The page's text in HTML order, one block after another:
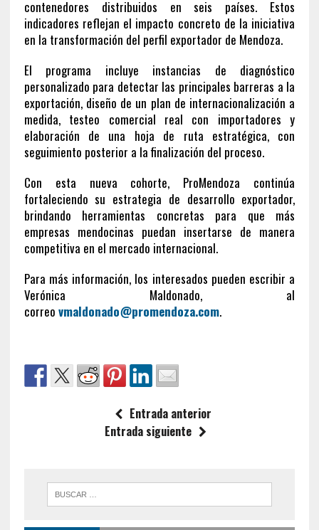
contenedores distribuidos en seis países. Estos
indicadores reflejan el impacto concreto de la iniciativa
en la transformación del perfil exportador de Mendoza.
El programa incluye instancias de diagnóstico
personalizado para detectar las principales barreras a la
exportación, diseño de un plan de internacionalización a
medida, testeo comercial real con importadores y
elaboración de una hoja de ruta estratégica, con
seguimiento posterior a la finalización del proceso.
Con esta nueva cohorte, ProMendoza continúa
fortaleciendo su estrategia de desarrollo exportador,
brindando herramientas concretas para que más
empresas mendocinas puedan insertarse de manera
competitiva en el mercado internacional.
Para más información, los interesados pueden escribir a
Verónica Maldonado, al
correo vmaldonado@promendoza.com.
Entrada anterior
Entrada siguiente